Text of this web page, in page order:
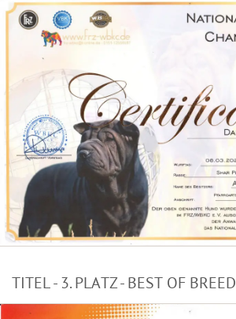
TITEL - 3. PLATZ - BEST OF BREED